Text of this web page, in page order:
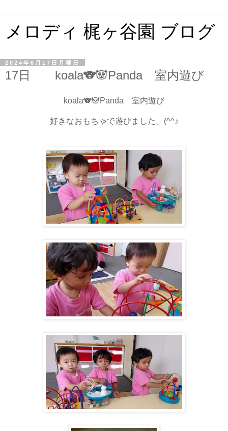
メロディ 梶ヶ谷園 ブログ
2024年6月17日月曜日
17日 koala🐨🐼Panda 室内遊び
koala🐨🐼Panda 室内遊び
好きなおもちゃで遊びました。(^^♪